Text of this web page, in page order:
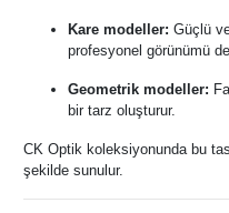
Kare modeller: Güçlü
profesyonel görünümü
Geometrik modeller:
bir tarz oluşturur.
CK Optik koleksiyonunda bu
şekilde sunulur.